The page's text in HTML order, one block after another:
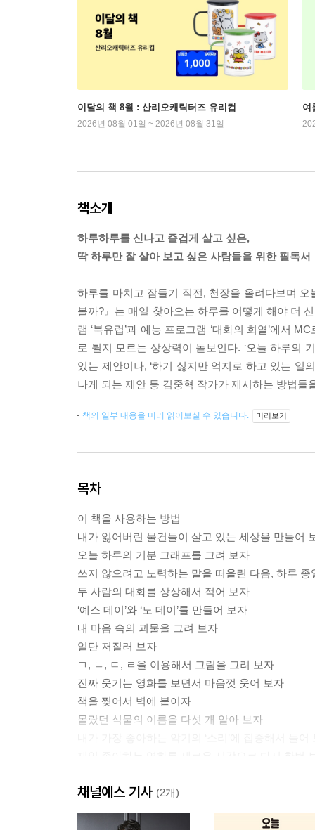
이달의 책 8월 : 산리오캐릭터즈 유리컵
2026년 08월 01일 ~ 2026년 08월 31일
여
책소개
하루하루를 신나고 즐겁게 살고 싶은,
딱 하루만 잘 살아 보고 싶은 사람들을 위한 필독서
하루를 마치고 잠들기 직전, 천장을 올려다보며
볼까?』는 매일 찾아오는 하루를 어떻게 해야 더
램 ‘북유럽’과 예능 프로그램 ‘대화의 희열’에서
로 튈지 모르는 상상력이 돋보인다. ‘오늘 하루의
있는 제안이나, ‘하기 싫지만 억지로 하고 있는 일
나게 되는 제안 등 김중혁 작가가 제시하는 방법
책의 일부 내용을 미리 읽어보실 수 있습니다. 미리보기
목차
이 책을 사용하는 방법
내가 잃어버린 물건들이 살고 있는 세상을 만들어
오늘 하루의 기분 그래프를 그려 보자
쓰지 않으려고 노력하는 말을 떠올린 다음, 하루
두 사람의 대화를 상상해서 적어 보자
‘예스 데이’와 ‘노 데이’를 만들어 보자
내 마음 속의 괴물을 그려 보자
일단 저질러 보자
ㄱ, ㄴ, ㄷ, ㄹ을 이용해서 그림을 그려 보자
진짜 웃기는 영화를 보면서 마음껏 웃어 보자
책을 찢어서 벽에 붙이자
몰랐던 식물의 이름을 다섯 개 알아 보자
제일 좋아하는 영화를 새로운 시각으로 다시 한번
일상의 소리들을 녹음해 보자
약도를 그려 보자
채널예스 기사 (2개)